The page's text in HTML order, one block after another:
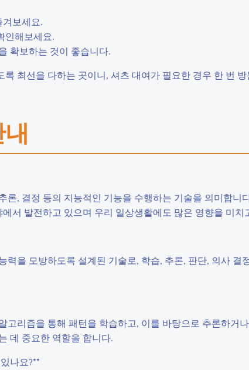
보세요.
인해보세요.
확보하는 것이 좋습니다.
최선을 다하는 곳이니, 셔츠 대여가 필요한 경우 한 번
론, 결정 등의 지능적인 기능을 수행하는 기술을 의미합니
서 발전하고 있으며 우리 일상생활에도 많은 영향을 미치
력을 모방하도록 설계된 기술로, 학습, 추론, 판단, 의사 결
고리즘을 통해 패턴을 학습하고, 이를 바탕으로 추론하거
데 중요한 역할을 합니다.
나요?**